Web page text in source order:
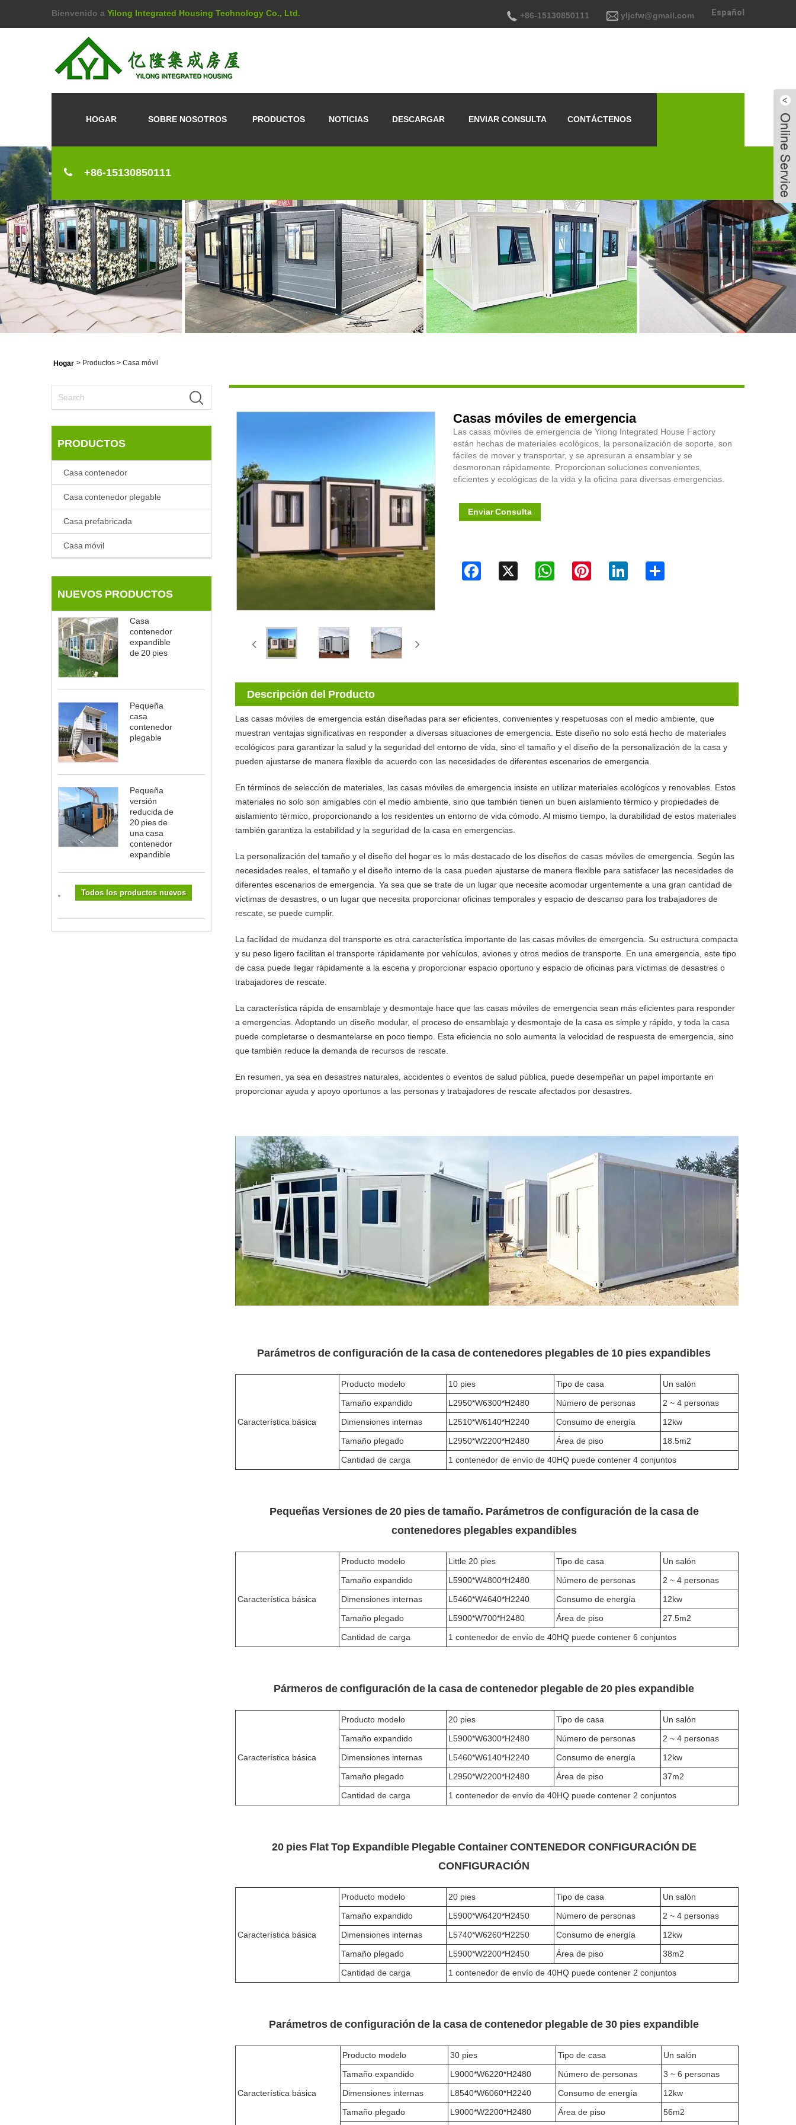
Bienvenido a Yilong Integrated Housing Technology Co., Ltd. +86-15130850111 yljcfw@gmail.com Español
HOGAR SOBRE NOSOTROS PRODUCTOS NOTICIAS DESCARGAR ENVIAR CONSULTA CONTÁCTENOS
+86-15130850111
Hogar > Productos > Casa móvil
PRODUCTOS
Casa contenedor
Casa contenedor plegable
Casa prefabricada
Casa móvil
NUEVOS PRODUCTOS
Casa
contenedor
expandible
de 20 pies
Pequeña
casa
contenedor
plegable
Pequeña
versión
reducida de
20 pies de
una casa
contenedor
expandible
Todos los productos nuevos
Casas móviles de emergencia
Las casas móviles de emergencia de Yilong Integrated House Factory
están hechas de materiales ecológicos, la personalización de soporte, son
fáciles de mover y transportar, y se apresuran a ensamblar y se
desmoronan rápidamente. Proporcionan soluciones convenientes,
eficientes y ecológicas de la vida y la oficina para diversas emergencias.
Enviar Consulta
FacebookX WhatsAppPinterest LinkedIn Share
Descripción del Producto
Las casas móviles de emergencia están diseñadas para ser eficientes, convenientes y respetuosas con el medio ambiente, que
muestran ventajas significativas en responder a diversas situaciones de emergencia. Este diseño no solo está hecho de materiales
ecológicos para garantizar la salud y la seguridad del entorno de vida, sino el tamaño y el diseño de la personalización de la casa y
pueden ajustarse de manera flexible de acuerdo con las necesidades de diferentes escenarios de emergencia.
En términos de selección de materiales, las casas móviles de emergencia insiste en utilizar materiales ecológicos y renovables. Estos
materiales no solo son amigables con el medio ambiente, sino que también tienen un buen aislamiento térmico y propiedades de
aislamiento térmico, proporcionando a los residentes un entorno de vida cómodo. Al mismo tiempo, la durabilidad de estos materiales
también garantiza la estabilidad y la seguridad de la casa en emergencias.
La personalización del tamaño y el diseño del hogar es lo más destacado de los diseños de casas móviles de emergencia. Según las
necesidades reales, el tamaño y el diseño interno de la casa pueden ajustarse de manera flexible para satisfacer las necesidades de
diferentes escenarios de emergencia. Ya sea que se trate de un lugar que necesite acomodar urgentemente a una gran cantidad de
víctimas de desastres, o un lugar que necesita proporcionar oficinas temporales y espacio de descanso para los trabajadores de
rescate, se puede cumplir.
La facilidad de mudanza del transporte es otra característica importante de las casas móviles de emergencia. Su estructura compacta
y su peso ligero facilitan el transporte rápidamente por vehículos, aviones y otros medios de transporte. En una emergencia, este tipo
de casa puede llegar rápidamente a la escena y proporcionar espacio oportuno y espacio de oficinas para víctimas de desastres o
trabajadores de rescate.
La característica rápida de ensamblaje y desmontaje hace que las casas móviles de emergencia sean más eficientes para responder
a emergencias. Adoptando un diseño modular, el proceso de ensamblaje y desmontaje de la casa es simple y rápido, y toda la casa
puede completarse o desmantelarse en poco tiempo. Esta eficiencia no solo aumenta la velocidad de respuesta de emergencia, sino
que también reduce la demanda de recursos de rescate.
En resumen, ya sea en desastres naturales, accidentes o eventos de salud pública, puede desempeñar un papel importante en
proporcionar ayuda y apoyo oportunos a las personas y trabajadores de rescate afectados por desastres.
Parámetros de configuración de la casa de contenedores plegables de 10 pies expandibles
Característica básica
Producto modelo 10 pies Tipo de casa
Un salón
Tamaño expandido
L2950*W6300*H2480 Número de personas
2 ~ 4 personas
Dimensiones internas
L2510*W6140*H2240 Consumo de energía
12kw
Tamaño plegado
L2950*W2200*H2480 Área de piso
18.5m2
Cantidad de carga
1 contenedor de envío de 40HQ puede contener 4 conjuntos
Pequeñas Versiones de 20 pies de tamaño. Parámetros de configuración de la casa de
contenedores plegables expandibles
Característica básica
Producto modelo Little 20 pies Tipo de casa
Un salón
Tamaño expandido
L5900*W4800*H2480 Número de personas
2 ~ 4 personas
Dimensiones internas
L5460*W4640*H2240 Consumo de energía
12kw
Tamaño plegado
L5900*W700*H2480 Área de piso
27.5m2
Cantidad de carga
1 contenedor de envío de 40HQ puede contener 6 conjuntos
Pármeros de configuración de la casa de contenedor plegable de 20 pies expandible
Característica básica
Producto modelo 20 pies Tipo de casa
Un salón
Tamaño expandido
L5900*W6300*H2480 Número de personas
2 ~ 4 personas
Dimensiones internas
L5460*W6140*H2240 Consumo de energía
12kw
Tamaño plegado
L2950*W2200*H2480 Área de piso
37m2
Cantidad de carga
1 contenedor de envío de 40HQ puede contener 2 conjuntos
20 pies Flat Top Expandible Plegable Container CONTENEDOR CONFIGURACIÓN DE
CONFIGURACIÓN
Característica básica
Producto modelo 20 pies Tipo de casa
Un salón
Tamaño expandido
L5900*W6420*H2450 Número de personas
2 ~ 4 personas
Dimensiones internas
L5740*W6260*H2250 Consumo de energía
12kw
Tamaño plegado
L5900*W2200*H2450 Área de piso
38m2
Cantidad de carga
1 contenedor de envío de 40HQ puede contener 2 conjuntos
Parámetros de configuración de la casa de contenedor plegable de 30 pies expandible
Característica básica
Producto modelo 30 pies Tipo de casa
Un salón
Tamaño expandido
L9000*W6220*H2480 Número de personas
3 ~ 6 personas
Dimensiones internas
L8540*W6060*H2240 Consumo de energía
12kw
Tamaño plegado
L9000*W2200*H2480 Área de piso 56m2